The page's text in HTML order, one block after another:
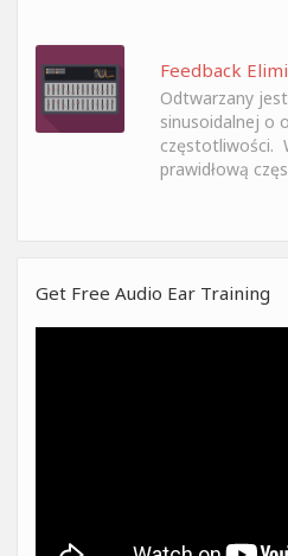
Feedback
Odtwarzany
sinusoidalnej o
częstotliwości.
prawidłową
Get Free Audio Ear Training